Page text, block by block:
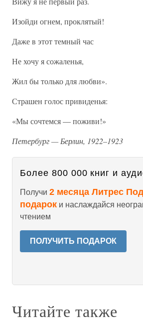
Изойди огнем, проклятый!
Даже в этот темный час
Не хочу я сожаленья,
Жил бы только для любви».
Страшен голос привиденья:
«Мы сочтемся — поживи!»
Петербург — Берлин, 1922–1923
Более 800 000 книг и
Получи 2 месяца Литрес
подарок и наслаждайся
чтением
ПОЛУЧИТЬ ПОДАРОК
Читайте также